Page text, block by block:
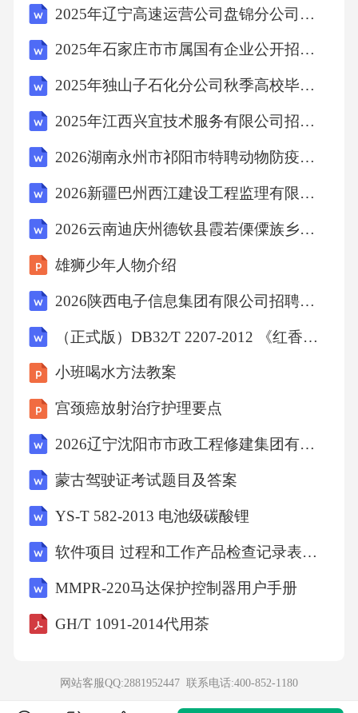
解析：A项，水资源分布不均，是自然环境和气
候造成的结果，而非人为造成，A项错误;B项，
植被破坏引起的水土流失，是人类直接破坏植
被，而非“人类向环境排放超过自净能力的物质
或能量”，B项错误;C项，大面积开垦草原引起
的土地荒漠化，是人类直接破坏土地，而非“人
项错误;D项，汽车排出的碳氢化合物在紫外线
作用下生成的有害浅蓝色烟雾，是人类排放碳
氢化合物污染了空气，属于环境污染，D项正
确。故选D。
考点
叙述，正确的是（）
A、脱落酸能够调控细胞的基因表达
B、杨树顶芽的生长需要侧芽提供生长素
花疏果
2025年辽宁高速运营公司盘锦分公司招聘30人笔试历年常考点试题专练附带答案详解
2025年石家庄市市属国有企业公开招聘应届毕业生223人笔试历年难易错考点试卷带答案解析
2025年独山子石化分公司秋季高校毕业生招聘（210人）笔试历年难易错考点试卷带答案解析
2025年江西兴宜技术服务有限公司招聘5人笔试历年常考点试题专练附带答案详解
2026湖南永州市祁阳市特聘动物防疫专员招募7人备考题库及答案详解（夺冠）
2026新疆巴州西江建设工程监理有限公司招聘6人备考题库带答案详解
2026云南迪庆州德钦县霞若傈僳族乡卫生院招聘编外护士1人备考题库及完整答案详解1套
雄狮少年人物介绍
2026陕西电子信息集团有限公司招聘备考题库完整参考答案详解
（正式版）DB32∕T 2207-2012 《红香芋生产技术规程》
小班喝水方法教案
宫颈癌放射治疗护理要点
2026辽宁沈阳市市政工程修建集团有限公司招聘7人笔试模拟试题及答案详解
蒙古驾驶证考试题目及答案
YS-T 582-2013 电池级碳酸锂
软件项目 过程和工作产品检查记录表全套
MMPR-220马达保护控制器用户手册
GH/T 1091-2014代用茶
网站客服QQ:2881952447 联系电话:400-852-1180